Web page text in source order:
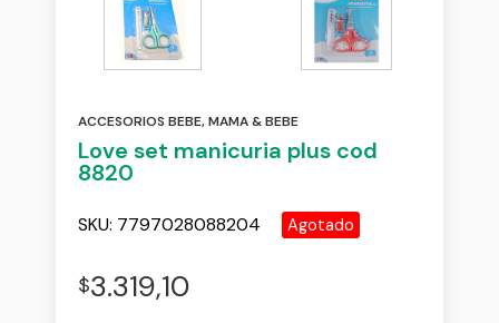
ACCESORIOS BEBE,MAMA & BEBE
Love set manicuria plus cod
8820
SKU: 7797028088204 Agotado
$3.319,10